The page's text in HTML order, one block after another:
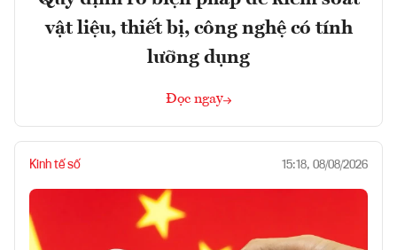
vật liệu, thiết bị, công nghệ có tính
lưỡng dụng
Đọc ngay
Kinh tế số 15:18, 08/08/2026